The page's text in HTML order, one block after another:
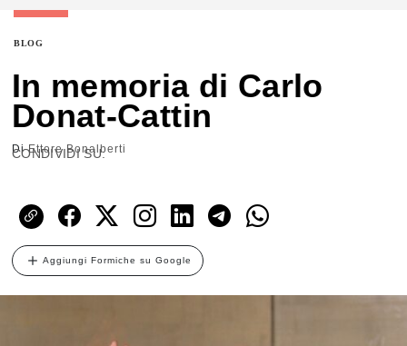
BLOG
In memoria di Carlo
Donat-Cattin
DiEttore Bonalberti
CONDIVIDI SU:
Aggiungi Formiche su Google